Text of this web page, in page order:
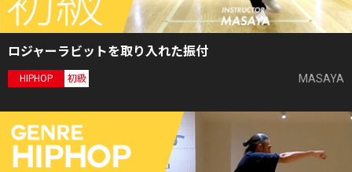
ロジャーラビットを取り入れた振付
HIPHOP 初級 MASAYA